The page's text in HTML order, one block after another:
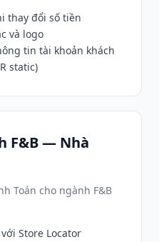
thay đổi số tiền
và logo
tin tài khoản khách
static)
F&B — Nhà
Toán cho ngành F&B
Store Locator